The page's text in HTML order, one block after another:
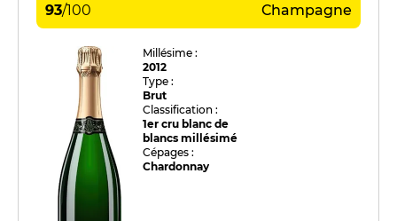
93/100 Champagne
Millésime :
2012
Type :
Brut
Classification :
1er cru blanc de
blancs millésimé
Cépages :
Chardonnay